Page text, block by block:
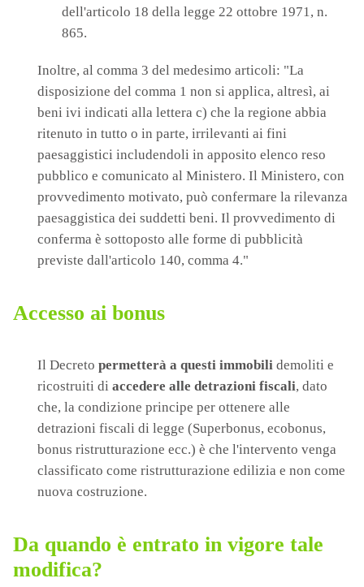
dell'articolo 18 della legge 22 ottobre 1971, n.
865.
Inoltre, al comma 3 del medesimo articoli: "La
disposizione del comma 1 non si applica, altresì, ai
beni ivi indicati alla lettera c) che la regione abbia
ritenuto in tutto o in parte, irrilevanti ai fini
paesaggistici includendoli in apposito elenco reso
pubblico e comunicato al Ministero. Il Ministero, con
provvedimento motivato, può confermare la rilevanza
paesaggistica dei suddetti beni. Il provvedimento di
conferma è sottoposto alle forme di pubblicità
previste dall'articolo 140, comma 4."
Accesso ai bonus
Il Decreto permetterà a questi immobili demoliti e
ricostruiti di accedere alle detrazioni fiscali, dato
che, la condizione principe per ottenere alle
detrazioni fiscali di legge (Superbonus, ecobonus,
bonus ristrutturazione ecc.) è che l'intervento venga
classificato come ristrutturazione edilizia e non come
nuova costruzione.
Da quando è entrato in vigore tale
modifica?